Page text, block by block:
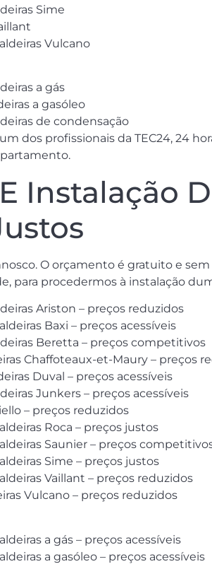
Sime
Vulcano
a gás
a gasóleo
de condensação
dos profissionais da TEC24, 24
Instalação
O orçamento é gratuito e
para procedermos à instalação
Ariston – preços reduzidos
Baxi – preços acessíveis
Beretta – preços competitivos
Chaffoteaux-et-Maury – preços
Duval – preços acessíveis
Junkers – preços acessíveis
– preços reduzidos
Roca – preços justos
Saunier – preços
Sime – preços justos
Vaillant – preços reduzidos
Vulcano – preços reduzidos
a gás – preços acessíveis
a gasóleo – preços acessíveis